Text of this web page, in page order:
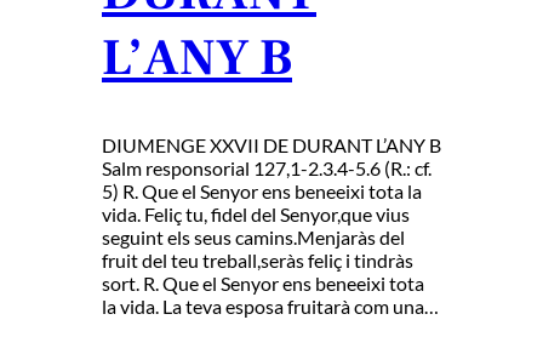
L’ANY B
DIUMENGE XXVII DE DURANT L’ANY B
Salm responsorial 127,1-2.3.4-5.6 (R.: cf.
5) R. Que el Senyor ens beneeixi tota la
vida. Feliç tu, fidel del Senyor,que vius
seguint els seus camins.Menjaràs del
fruit del teu treball,seràs feliç i tindràs
sort. R. Que el Senyor ens beneeixi tota
la vida. La teva esposa fruitarà com una…